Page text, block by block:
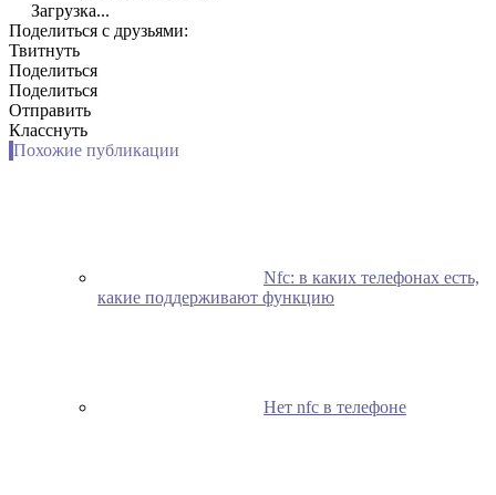
Загрузка...
Поделиться с друзьями:
Твитнуть
Поделиться
Поделиться
Отправить
Класснуть
Похожие публикации
Nfc: в каких телефонах есть,
какие поддерживают функцию
Нет nfc в телефоне